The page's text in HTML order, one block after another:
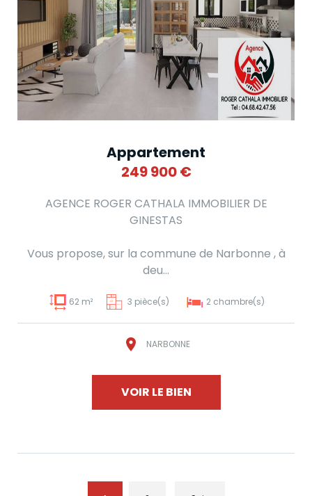
Appartement
249 900€
AGENCE ROGER CATHALA IMMOBILIER DE
GINESTAS
Vous propose, sur la commune de Narbonne , à
deu...
62 m² 3 pièce(s) 2 chambre(s)
NARBONNE
VOIR LE BIEN